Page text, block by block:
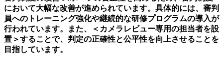
において大幅な改善が進められています。具体的には、審判
員へのトレーニング強化や継続的な研修プログラムの導入が
行われています。また、＜カメラレビュー専用の担当者を設
置＞することで、判定の正確性と公平性を向上させることを
目指しています。